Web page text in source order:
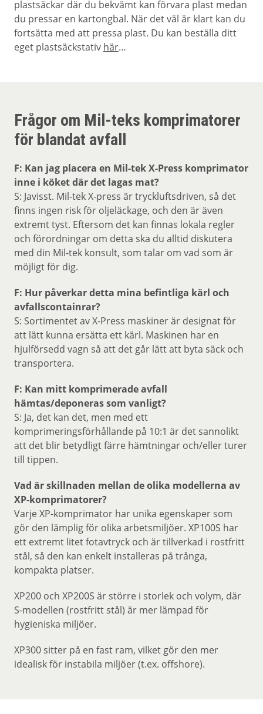
plastsäckar där du bekvämt kan förvara plast medan
du pressar en kartongbal. När det väl är klart kan du
fortsätta med att pressa plast. Du kan beställa ditt
eget plastsäckstativ här…
Frågor om Mil-teks komprimatorer
för blandat avfall
F: Kan jag placera en Mil-tek X-Press komprimator
inne i köket där det lagas mat?
S: Javisst. Mil-tek X-press är tryckluftsdriven, så det
finns ingen risk för oljeläckage, och den är även
extremt tyst. Eftersom det kan finnas lokala regler
och förordningar om detta ska du alltid diskutera
med din Mil-tek konsult, som talar om vad som är
möjligt för dig.
F: Hur påverkar detta mina befintliga kärl och
avfallscontainrar?
S: Sortimentet av X-Press maskiner är designat för
att lätt kunna ersätta ett kärl. Maskinen har en
hjulförsedd vagn så att det går lätt att byta säck och
transportera.
F: Kan mitt komprimerade avfall
hämtas/deponeras som vanligt?
S: Ja, det kan det, men med ett
komprimeringsförhållande på 10:1 är det sannolikt
att det blir betydligt färre hämtningar och/eller turer
till tippen.
Vad är skillnaden mellan de olika modellerna av
XP-komprimatorer?
Varje XP-komprimator har unika egenskaper som
gör den lämplig för olika arbetsmiljöer. XP100S har
ett extremt litet fotavtryck och är tillverkad i rostfritt
stål, så den kan enkelt installeras på trånga,
kompakta platser.
XP200 och XP200S är större i storlek och volym, där
S-modellen (rostfritt stål) är mer lämpad för
hygieniska miljöer.
XP300 sitter på en fast ram, vilket gör den mer
idealisk för instabila miljöer (t.ex. offshore).